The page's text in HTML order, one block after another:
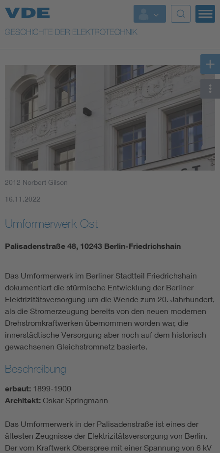
Top Themen
Weitere Themen
2012 Norbert Gilson
16.11.2022
Umformerwerk Ost
Palisadenstraße 48, 10243 Berlin-Friedrichshain
Das Umformerwerk im Berliner Stadtteil Friedrichshain
dokumentiert die stürmische Entwicklung der Berliner
Elektrizitätsversorgung um die Wende zum 20. Jahrhundert,
als die Stromerzeugung bereits von den neuen modernen
Drehstromkraftwerken übernommen worden war, die
innerstädtische Versorgung aber noch auf dem historisch
gewachsenen Gleichstromnetz basierte.
Beschreibung
erbaut: 1899-1900
Architekt: Oskar Springmann
Das Umformerwerk in der Palisadenstraße ist eines der
ältesten Zeugnisse der Elektrizitätsversorgung von Berlin.
Der vom Kraftwerk Oberspree mit einer Spannung von 6 kV